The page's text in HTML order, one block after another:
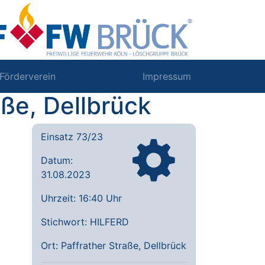
Förderverein Impressum
Dellbrück
Einsatz 73/23
Datum:
31.08.2023
Uhrzeit: 16:40 Uhr
Stichwort: HILFERD
Ort: Paffrather Straße, Dellbrück